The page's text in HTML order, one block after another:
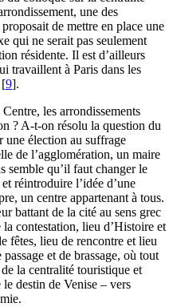
une des
proposait de mettre en place une
qui ne serait pas seulement
résidente. Il est d’ailleurs
travaillent à Paris dans les
[9].
les arrondissements
? A-t-on résolu la question du
une élection au suffrage
de l’agglomération, un maire
semble qu’il faut changer le
réintroduire l’idée d’une
un centre appartenant à tous.
battant de la cité au sens grec
contestation, lieu d’Histoire et
fêtes, lieu de rencontre et lieu
et de brassage, où tout
la centralité touristique et
destin de Venise – vers